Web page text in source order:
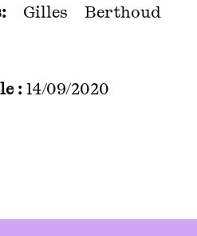
Gilles Berthoud
:14/09/2020